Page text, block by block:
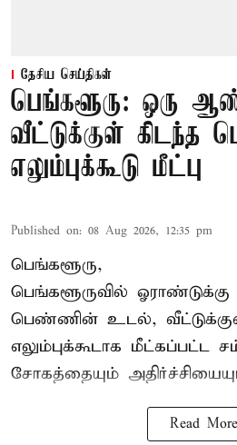
தேசிய செய்திகள்
பெங்களூரு: ஒரு
வீட்டுக்குள் கிடந்த
எலும்புக்கூடு மீட்பு
Published on: 08 Aug 2026, 12:35 pm
பெங்களூரு,
பெங்களூருவில் ஓராண்டுக்கு
பெண்ணின் உடல்,
எலும்புக்கூடாக மீட்கப்பட்ட
சோகத்தையும்
Read More